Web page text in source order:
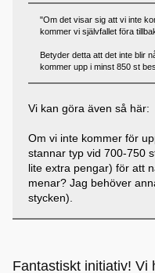
"Om det visar sig att vi inte
kommer vi självfallet föra
Betyder detta att det inte blir
kommer upp i minst 850 st
Vi kan göra även så här:
Om vi inte kommer för
stannar typ vid 700-750
lite extra pengar) för att
menar? Jag behöver
stycken).
Fantastiskt initiativ! Vi